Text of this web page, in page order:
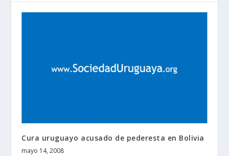
Cura uruguayo acusado de pederesta en Bolivia
mayo 14, 2008